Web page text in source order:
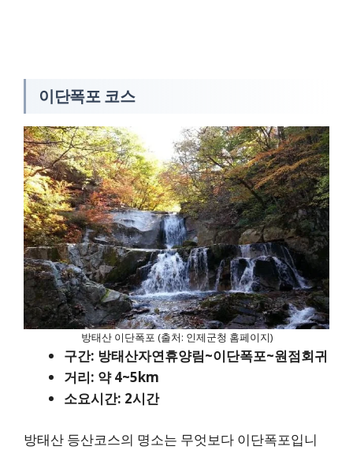
이단폭포 코스
방태산 이단폭포 (출처: 인제군청 홈페이지)
구간: 방태산자연휴양림~이단폭포~원점회귀
거리: 약 4~5km
소요시간: 2시간
방태산 등산코스의 명소는 무엇보다 이단폭포입니